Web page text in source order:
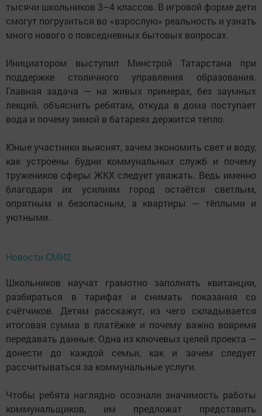
тысячи школьников 3–4 классов. В игровой форме дети
смогут погрузиться во «взрослую» реальность и узнать
много нового о повседневных бытовых вопросах.
Инициатором выступил Минстрой Татарстана при
поддержке столичного управления образования.
Главная задача — на живых примерах, без заумных
лекций, объяснить ребятам, откуда в дома поступает
вода и почему зимой в батареях держится тепло.
Юные участники выяснят, зачем экономить свет и воду,
как устроены будни коммунальных служб и почему
тружеников сферы ЖКХ следует уважать. Ведь именно
благодаря их усилиям город остаётся светлым,
опрятным и безопасным, а квартиры — тёплыми и
уютными.
Новости СМИ2
Школьников научат грамотно заполнять квитанции,
разбираться в тарифах и снимать показания со
счётчиков. Детям расскажут, из чего складывается
итоговая сумма в платёжке и почему важно вовремя
передавать данные. Одна из ключевых целей проекта —
донести до каждой семьи, как и зачем следует
рассчитываться за коммунальные услуги.
Чтобы ребята наглядно осознали значимость работы
коммунальщиков, им предложат представить